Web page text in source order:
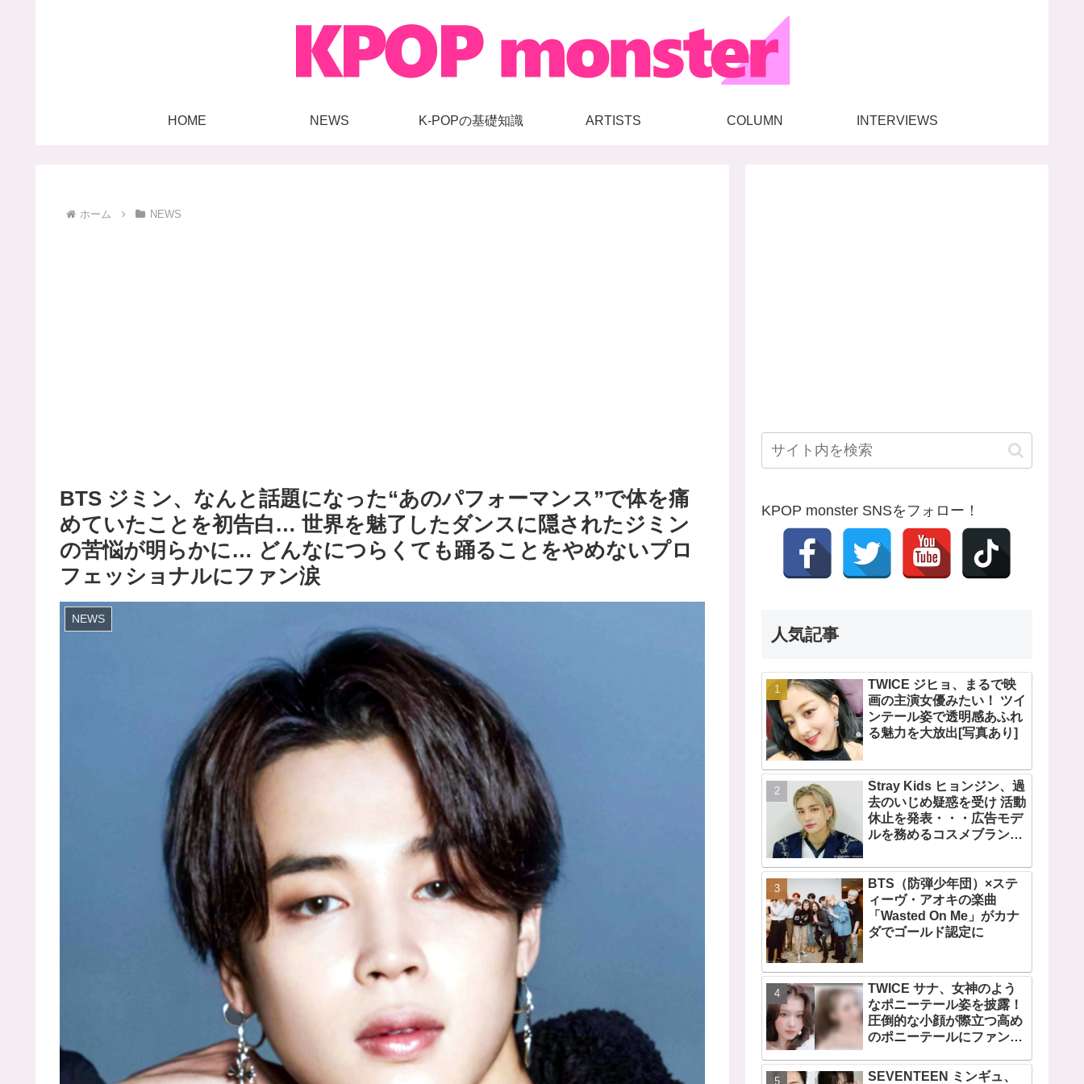
HOME NEWS K-POPの基礎知識 ARTISTS COLUMN INTERVIEWS
ホーム NEWS
BTS ジミン、なんと話題になった“あのパフォーマンス”で体を痛
めていたことを初告白… 世界を魅了したダンスに隠されたジミン
の苦悩が明らかに… どんなにつらくても踊ることをやめないプロ
フェッショナルにファン涙
NEWS
KPOP monster SNSをフォロー！
人気記事
TWICE ジヒョ、まるで映
画の主演女優みたい！ ツイ
ンテール姿で透明感あふれ
る魅力を大放出[写真あり]
Stray Kids ヒョンジン、過
去のいじめ疑惑を受け 活動
休止を発表・・・広告モデ
ルを務めるコスメブランド
BTS（防弾少年団）×ステ
ィーヴ・アオキの楽曲
「Wasted On Me」がカナ
ダでゴールド認定に
TWICE サナ、女神のよう
なポニーテール姿を披露！
圧倒的な小顔が際立つ高め
のポニーテールにファン歓
SEVENTEEN ミンギュ、